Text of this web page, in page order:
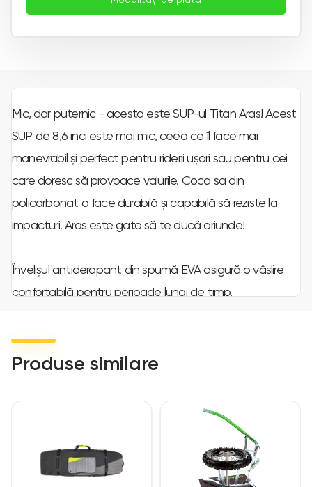
Mic, dar puternic - acesta este SUP-ul Titan Aras! Acest
SUP de 8,6 inci este mai mic, ceea ce îl face mai
manevrabil și perfect pentru riderii ușori sau pentru cei
care doresc să provoace valurile. Coca sa din
policarbonat o face durabilă și capabilă să reziste la
impacturi. Aras este gata să te ducă oriunde!
Învelișul antiderapant din spumă EVA asigură o vâslire
confortabilă pentru perioade lungi de timp.
Mâner de transport convenabil
Protecție pentru șină pentru a preveni zgârieturile
Greutate recomandată a utilizatorului: până la 100 kg
Lungime: 2,60 m
Lățime: 77,2 cm
Produse similare